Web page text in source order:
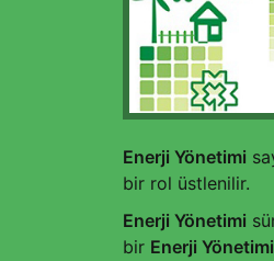
Enerji Yönetimi
bir rol üstlenilir.
Enerji Yönetimi
bir Enerji Yönetimi